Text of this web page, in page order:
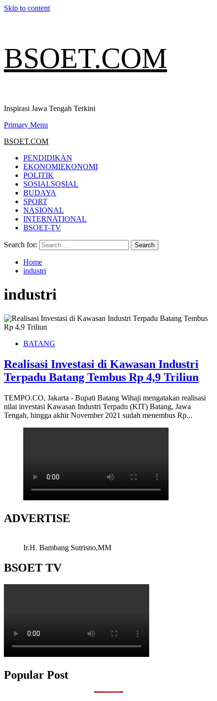
Skip to content
BSOET.COM
Inspirasi Jawa Tengah Terkini
Primary Menu
BSOET.COM
PENDIDIKAN
EKONOMIEKONOMI
POLITIK
SOSIALSOSIAL
BUDAYA
SPORT
NASIONAL
INTERNATIONAL
BSOET-TV
Search for:
Home
industri
industri
BATANG
Realisasi Investasi di Kawasan Industri
Terpadu Batang Tembus Rp 4,9 Triliun
TEMPO.CO, Jakarta - Bupati Batang Wihaji mengatakan realisasi
nilai investasi Kawasan Industri Terpadu (KIT) Batang, Jawa
Tengah, hingga akhir November 2021 sudah menembus Rp...
ADVERTISE
Ir.H. Bambang Sutrisno,MM
BSOET TV
Popular Post